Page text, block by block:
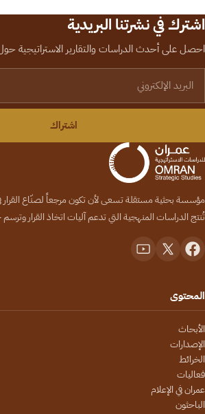
اشترك في نشرتنا البريدية
احصل على أحدث الدراسات والتقارير الاستراتيجية
اشتراك
مؤسسة بحثية مستقلة تسعى لأن تكون مرجعاً لصنّاع القرار
تُنتج الدراسات المنهجية التي تدعم آليات اتخاذ القرار
المحتوى
الأبحاث
الإصدارات
الخرائط
فعاليات
عمران في الإعلام
الباحثون